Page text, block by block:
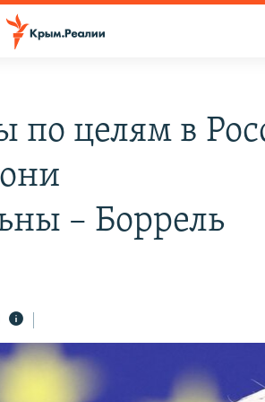
по целям в
– Боррель